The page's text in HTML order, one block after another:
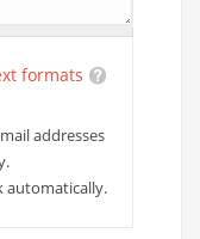
formats
addresses
automatically.